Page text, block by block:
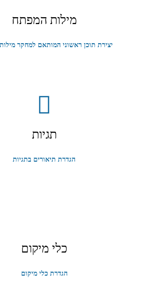
מילות המפתח
יצירת תוכן ראשוני המותאם למחקר
תגיות
הגדרת תיאורים בתגיות
כלי מיקום
הגדרת כלי מיקום